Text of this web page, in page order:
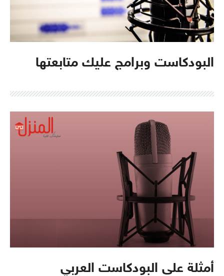
البودكاست وبرامج عليك متابعتها
أمثلة على البودكاست العربي